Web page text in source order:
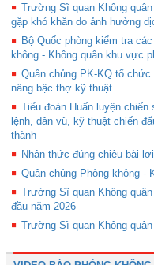
Trường Sĩ quan Không
gặp khó khăn do ảnh hưởng
Bộ Quốc phòng kiểm tra
không - Không quân khu vực
Quân chủng PK-KQ tổ
nâng bậc thợ kỹ thuật
Tiểu đoàn Huấn luyện
lệnh, dân vũ, kỹ thuật chiến
thành
Nhận thức đúng chiêu bài
Quân chủng Phòng không -
Trường Sĩ quan Không
đầu năm 2026
Trường Sĩ quan Không